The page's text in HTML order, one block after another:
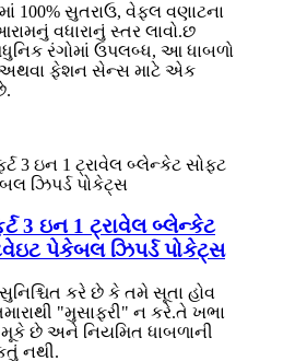
100% સુતરાઉ, વેફલ વણાટના
વધારાનું સ્તર લાવો.છ
રંગોમાં ઉપલબ્ધ, આ ધાબળો
ફેશન સેન્સ માટે એક
3 ઇન 1 ટ્રાવેલ બ્લેન્કેટ
પેકેબલ ઝિપર્ડ પોકેટ્સ
કરે છે કે તમે સૂતા હોવ
"મુસાફરી" ન કરે.તે ખભા
છે અને નિયમિત ધાબળાની
નથી.